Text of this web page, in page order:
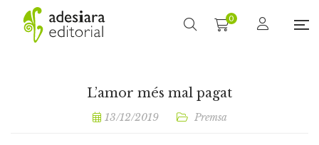
0
L’amor més mal pagat
13/12/2019 Premsa